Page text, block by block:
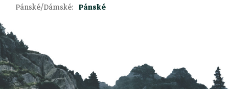
Pánské/Dámské: Pánské
á
p
a